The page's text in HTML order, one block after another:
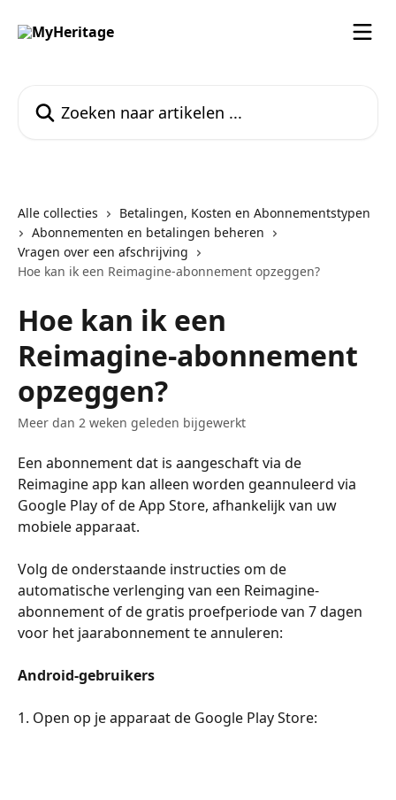
Alle collecties
Betalingen, Kosten en Abonnementstypen
Abonnementen en betalingen beheren
Vragen over een afschrijving
Hoe kan ik een Reimagine-abonnement opzeggen?
Hoe kan ik een
Reimagine-abonnement
opzeggen?
Meer dan 2 weken geleden bijgewerkt
Een abonnement dat is aangeschaft via de
Reimagine app kan alleen worden geannuleerd via
Google Play of de App Store, afhankelijk van uw
mobiele apparaat.
Volg de onderstaande instructies om de
automatische verlenging van een Reimagine-
abonnement of de gratis proefperiode van 7 dagen
voor het jaarabonnement te annuleren:
Android-gebruikers
1. Open op je apparaat de Google Play Store: